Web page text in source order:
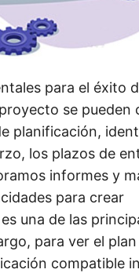
para el éxito
se pueden
planificación,
los plazos de
informes y
para crear
una de las
para ver el
compatible